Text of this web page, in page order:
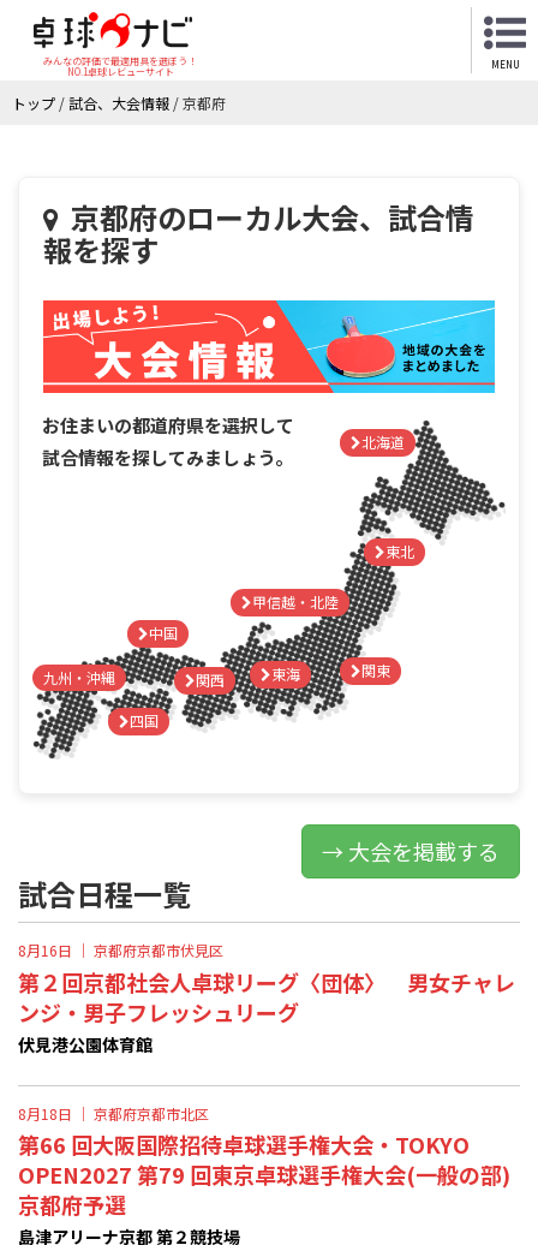
みんなの評価で最適用具を選ぼう！
NO.1卓球レビューサイト
MENU
トップ /試合、大会情報 /京都府
京都府のローカル大会、試合情
報を探す
お住まいの都道府県を選択して
試合情報を探してみましょう。
北海道
東北
関東
甲信越・北陸
東海
中国
関西
四国
九州・沖縄
→ 大会を掲載する
試合日程一覧
8月16日 ｜ 京都府京都市伏見区
第２回京都社会人卓球リーグ〈団体〉 男女チャレ
ンジ・男子フレッシュリーグ
伏見港公園体育館
8月18日 ｜ 京都府京都市北区
第66 回大阪国際招待卓球選手権大会・TOKYO
OPEN2027 第79 回東京卓球選手権大会(一般の部)
京都府予選
島津アリーナ京都 第２競技場